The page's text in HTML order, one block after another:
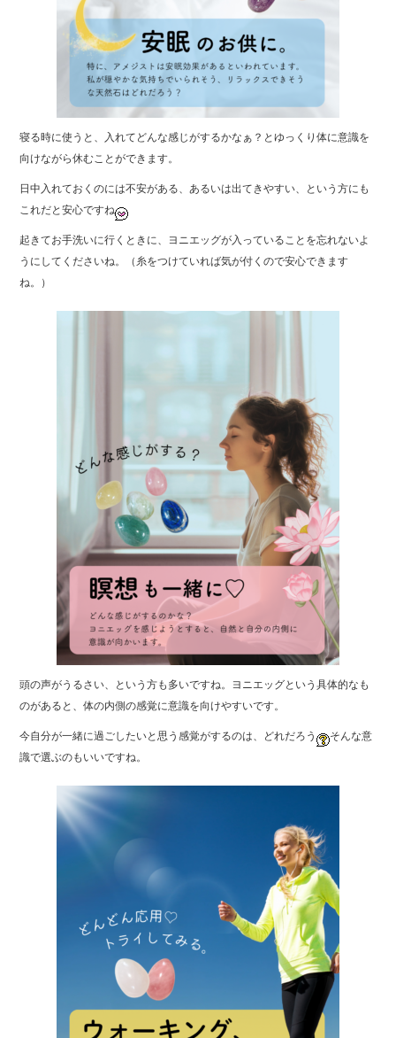
寝る時に使うと、入れてどんな感じがするかなぁ？とゆっくり体に意識を
向けながら休むことができます。
日中入れておくのには不安がある、あるいは出てきやすい、という方にも
これだと安心ですね
起きてお手洗いに行くときに、ヨニエッグが入っていることを忘れないよ
うにしてくださいね。（糸をつけていれば気が付くので安心できます
ね。）
頭の声がうるさい、という方も多いですね。ヨニエッグという具体的なも
のがあると、体の内側の感覚に意識を向けやすいです。
今自分が一緒に過ごしたいと思う感覚がするのは、どれだろう
そんな意
識で選ぶのもいいですね。